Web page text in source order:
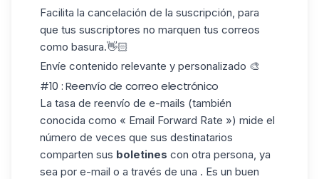
Facilita la cancelación de la suscripción, para
que tus suscriptores no marquen tus correos
como basura.👋🏻
Envíe contenido relevante y personalizado 🎨
#10 : Reenvío de correo electrónico
La tasa de reenvío de e-mails (también
conocida como « Email Forward Rate ») mide el
número de veces que sus destinatarios
comparten sus boletines con otra persona, ya
sea por e-mail o a través de una . Es un buen